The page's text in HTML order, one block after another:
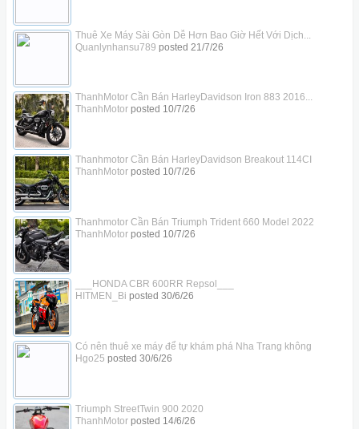
Thuê Xe Máy Sài Gòn Dễ Hơn Bao Giờ Hết Với Dịch...
Quanlynhansu789 posted 21/7/26
ThanhMotor Cần Bán HarleyDavidson Iron 883 2016...
ThanhMotorposted 10/7/26
Thanhmotor Cần Bán HarleyDavidson Breakout 114CI
ThanhMotorposted 10/7/26
Thanhmotor Cần Bán Triumph Trident 660 Model 2022
ThanhMotorposted 10/7/26
___HONDA CBR 600RR Repsol___
HITMEN_Bi posted 30/6/26
Có nên thuê xe máy để tự khám phá Nha Trang không
Hgo25 posted 30/6/26
Triumph StreetTwin 900 2020
ThanhMotorposted 14/6/26